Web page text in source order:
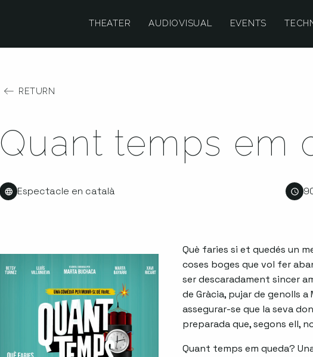
THEATER AUDIOVISUAL EVENTS
RETURN
Quant temps em
Espectacle en català
Què faries si et quedés un
coses boges que vol fer
ser descaradament sincer
de Gràcia, pujar de genolls
assegurar-se que la seva
preparada que, segons ell,
Quant temps em queda?